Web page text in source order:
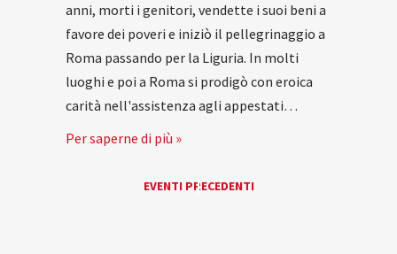
anni, morti i genitori, vendette i suoi beni a
favore dei poveri e iniziò il pellegrinaggio a
Roma passando per la Liguria. In molti
luoghi e poi a Roma si prodigò con eroica
carità nell'assistenza agli appestati…
Per saperne di più »
EVENTI PRECEDENTI